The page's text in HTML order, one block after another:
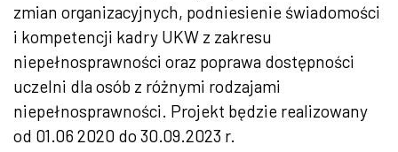
zmian organizacyjnych, podniesienie świadomości
i kompetencji kadry UKW z zakresu
niepełnosprawności oraz poprawa dostępności
uczelni dla osób z różnymi rodzajami
niepełnosprawności. Projekt będzie realizowany
od 01.06 2020 do 30.09.2023 r.